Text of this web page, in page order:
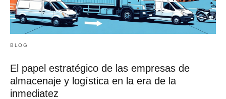
BLOG
El papel estratégico de las empresas de
almacenaje y logística en la era de la
inmediatez